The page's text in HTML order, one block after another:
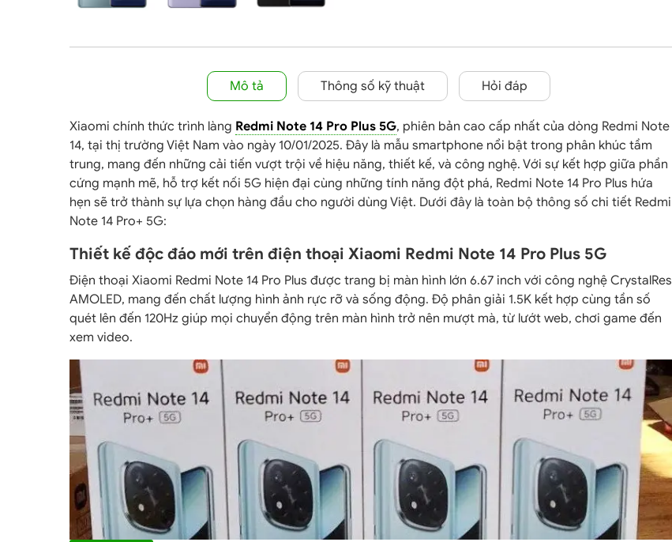
Mô tả Thông số kỹ thuật Hỏi đáp
Xiaomi chính thức trình làng Redmi Note 14 Pro Plus 5G, phiên bản cao cấp nhất của dòng Redmi Note
14, tại thị trường Việt Nam vào ngày 10/01/2025. Đây là mẫu smartphone nổi bật trong phân khúc tầm
trung, mang đến những cải tiến vượt trội về hiệu năng, thiết kế, và công nghệ. Với sự kết hợp giữa phần
cứng mạnh mẽ, hỗ trợ kết nối 5G hiện đại cùng những tính năng đột phá, Redmi Note 14 Pro Plus hứa
hẹn sẽ trở thành sự lựa chọn hàng đầu cho người dùng Việt. Dưới đây là toàn bộ thông số chi tiết Redmi
Note 14 Pro+ 5G:
Thiết kế độc đáo mới trên điện thoại Xiaomi Redmi Note 14 Pro Plus 5G
Điện thoại Xiaomi Redmi Note 14 Pro Plus được trang bị màn hình lớn 6.67 inch với công nghệ CrystalRes
AMOLED, mang đến chất lượng hình ảnh rực rỡ và sống động. Độ phân giải 1.5K kết hợp cùng tần số
quét lên đến 120Hz giúp mọi chuyển động trên màn hình trở nên mượt mà, từ lướt web, chơi game đến
xem video.